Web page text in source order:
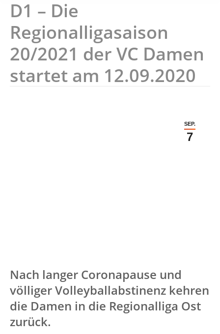
D1 – Die
Regionalligasaison
20/2021 der VC Damen
startet am 12.09.2020
SEP.
7
Nach langer Coronapause und
völliger Volleyballabstinenz kehren
die Damen in die Regionalliga Ost
zurück.